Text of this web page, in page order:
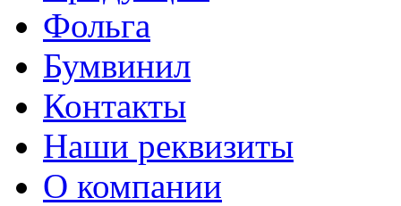
Фольга
Бумвинил
Контакты
Наши реквизиты
О компании